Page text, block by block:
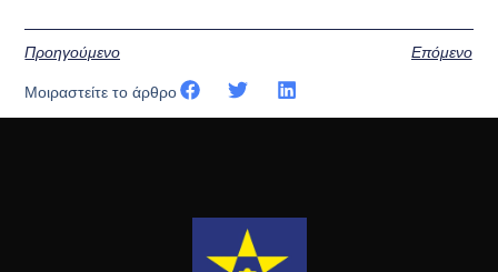
Προηγούμενο
Επόμενο
Μοιραστείτε το άρθρο